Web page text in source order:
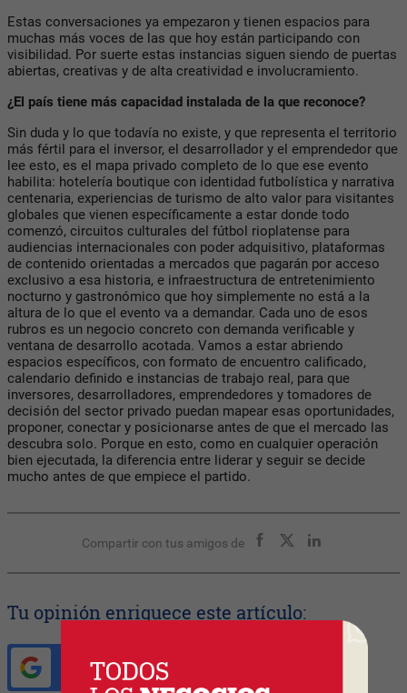
Estas conversaciones ya empezaron y tienen espacios para
muchas más voces de las que hoy están participando con
visibilidad. Por suerte estas instancias siguen siendo de puertas
abiertas, creativas y de alta creatividad e involucramiento.
¿El país tiene más capacidad instalada de la que reconoce?
Sin duda y lo que todavía no existe, y que representa el territorio
más fértil para el inversor, el desarrollador y el emprendedor que
lee esto, es el mapa privado completo de lo que ese evento
habilita: hotelería boutique con identidad futbolística y narrativa
centenaria, experiencias de turismo de alto valor para visitantes
globales que vienen específicamente a estar donde todo
comenzó, circuitos culturales del fútbol rioplatense para
audiencias internacionales con poder adquisitivo, plataformas
de contenido orientadas a mercados que pagarán por acceso
exclusivo a esa historia, e infraestructura de entretenimiento
nocturno y gastronómico que hoy simplemente no está a la
altura de lo que el evento va a demandar. Cada uno de esos
rubros es un negocio concreto con demanda verificable y
ventana de desarrollo acotada. Vamos a estar abriendo
espacios específicos, con formato de encuentro calificado,
calendario definido e instancias de trabajo real, para que
inversores, desarrolladores, emprendedores y tomadores de
decisión del sector privado puedan mapear esas oportunidades,
proponer, conectar y posicionarse antes de que el mercado las
descubra solo. Porque en esto, como en cualquier operación
bien ejecutada, la diferencia entre liderar y seguir se decide
mucho antes de que empiece el partido.
Compartir con tus amigos de
Tu opinión enriquece este artículo:
Ingresar con Google